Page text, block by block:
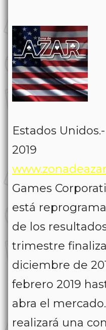
Estados
2019
Games
está
de los
trimestre
diciembre de
febrero 2019
abra el
realizará una